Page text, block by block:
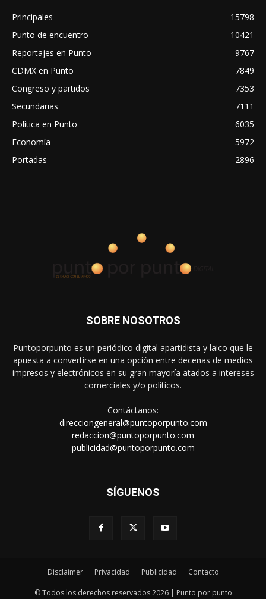
Principales
15798
Punto de encuentro
10421
Reportajes en Punto
9767
CDMX en Punto
7849
Congreso y partidos
7353
Secundarias
7111
Política en Punto
6035
Economía
5972
Portadas
2896
SOBRE NOSOTROS
Puntoporpunto es un periódico digital apartidista y laico que le
apuesta a convertirse en una opción entre decenas de medios
impresos y electrónicos en su gran mayoría atados a intereses
comerciales y/o políticos.
Contáctanos:
direcciongeneral@puntoporpunto.com
redaccion@puntoporpunto.com
publicidad@puntoporpunto.com
SÍGUENOS
Disclaimer Privacidad Publicidad Contacto
© Todos los derechos reservados 2026 | Punto por punto